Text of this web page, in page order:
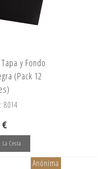
y Fondo
(Pack 12
8014
Cesta
Anónima